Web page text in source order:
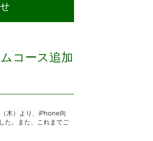
コース追加
木）より、iPhone向
た。また、これまでご